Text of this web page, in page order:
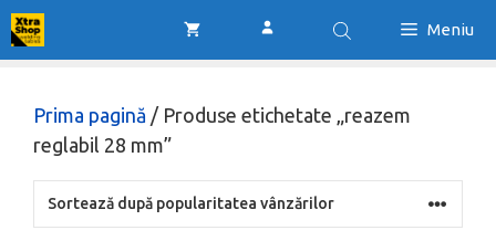
Sari
la
Meniu
Prima pagină / Produse etichetate „reazem
reglabil 28 mm”